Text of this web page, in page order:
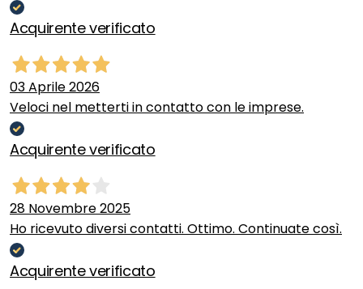
Acquirente verificato
03 Aprile 2026
Veloci nel metterti in contatto con le imprese.
Acquirente verificato
28 Novembre 2025
Ho ricevuto diversi contatti. Ottimo. Continuate così.
Acquirente verificato